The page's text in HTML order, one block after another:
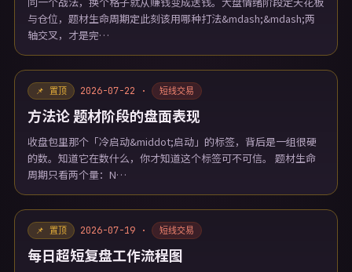
与仓位，题材生命周期定此刻该用哪种打法&mdash;&mdash;两
轴交叉，才是完…
📌 置顶 2026-07-22 · 短线交易
方法论 题材阶段的盘面表现
收盘包里那个「冷启动&middot;启动」的标签，背后是一组很硬
的数。知道它在数什么，你才知道这个标签可不可信。 题材生命
周期只看两个量：N…
📌 置顶 2026-07-19 · 短线交易
每日超短复盘工作流程图